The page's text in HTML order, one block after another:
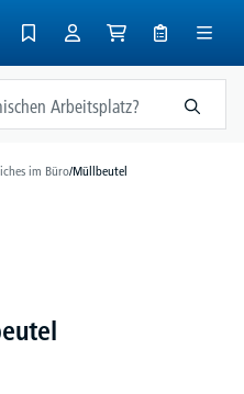
im Büro/Müllbeutel